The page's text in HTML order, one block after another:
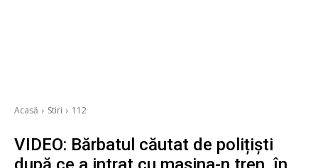
Acasă Stiri 112
VIDEO: Bărbatul căutat de polițiști